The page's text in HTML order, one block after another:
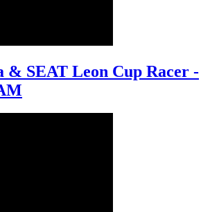
& SEAT Leon Cup Racer -